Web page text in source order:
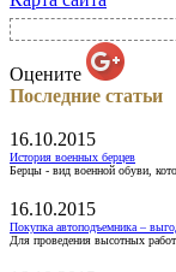
Оцените
Последние статьи
16.10.2015
История военных берцев
Берцы - вид военной обуви,
16.10.2015
Покупка автоподъемника –
Для проведения высотных